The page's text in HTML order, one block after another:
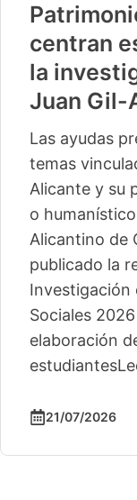
centran
la
Juan Gil-
Las ayudas
temas
Alicante y su
o
Alicantino de
publicado la
Investigación
Sociales
elaboración
estudiantes
21/07/2026